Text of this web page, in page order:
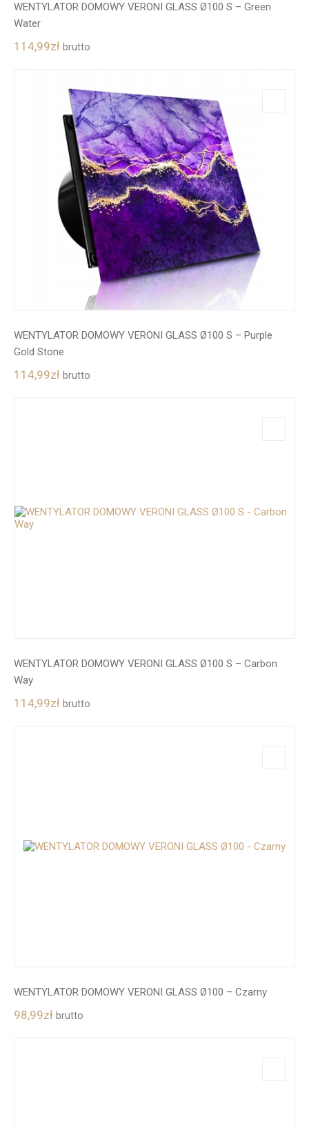
WENTYLATOR DOMOWY VERONI GLASS Ø100 S – Green
Water
114,99zł brutto
WENTYLATOR DOMOWY VERONI GLASS Ø100 S – Purple
Gold Stone
114,99zł brutto
WENTYLATOR DOMOWY VERONI GLASS Ø100 S – Carbon
Way
114,99zł brutto
WENTYLATOR DOMOWY VERONI GLASS Ø100 – Czarny
98,99zł brutto